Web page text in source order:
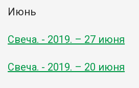
Июнь
Свеча. - 2019. – 27 июня
Свеча. - 2019. – 20 июня